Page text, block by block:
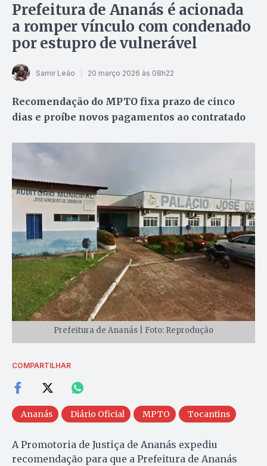
Prefeitura de Ananás é acionada
a romper vínculo com condenado
por estupro de vulnerável
Samir Leão 20 março 2026 às 08h22
Recomendação do MPTO fixa prazo de cinco
dias e proíbe novos pagamentos ao contratado
Prefeitura de Ananás | Foto: Reprodução
COMPARTILHAR
Ananás Diário Oficial MPTO Tocantins
A Promotoria de Justiça de Ananás expediu
recomendação para que a Prefeitura de Ananás